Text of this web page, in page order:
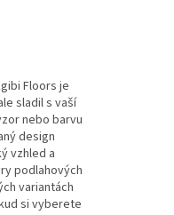
Floors je
sladil s vaší
nebo barvu
design
vzhled a
podlahových
variantách
si vyberete